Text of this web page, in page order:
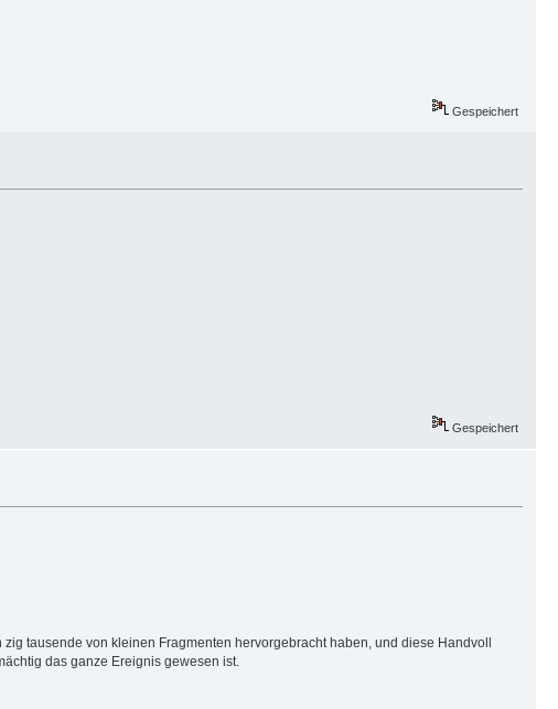
Gespeichert
Gespeichert
tausende von kleinen Fragmenten hervorgebracht haben, und diese Handvoll
das ganze Ereignis gewesen ist.